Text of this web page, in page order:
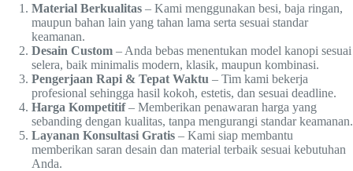
Material Berkualitas – Kami menggunakan besi, baja ringan,
maupun bahan lain yang tahan lama serta sesuai standar
keamanan.
Desain Custom – Anda bebas menentukan model kanopi sesuai
selera, baik minimalis modern, klasik, maupun kombinasi.
Pengerjaan Rapi & Tepat Waktu – Tim kami bekerja
profesional sehingga hasil kokoh, estetis, dan sesuai deadline.
Harga Kompetitif– Memberikan penawaran harga yang
sebanding dengan kualitas, tanpa mengurangi standar keamanan.
Layanan Konsultasi Gratis – Kami siap membantu
memberikan saran desain dan material terbaik sesuai kebutuhan
Anda.